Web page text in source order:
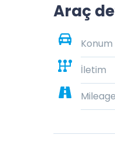
Araç
Konum
İletim
Mileage